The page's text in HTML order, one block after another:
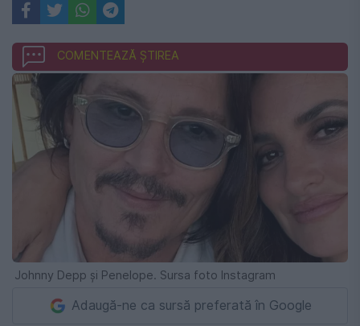
COMENTEAZĂ ȘTIREA
Johnny Depp și Penelope. Sursa foto Instagram
Adaugă-ne ca sursă preferată în Google